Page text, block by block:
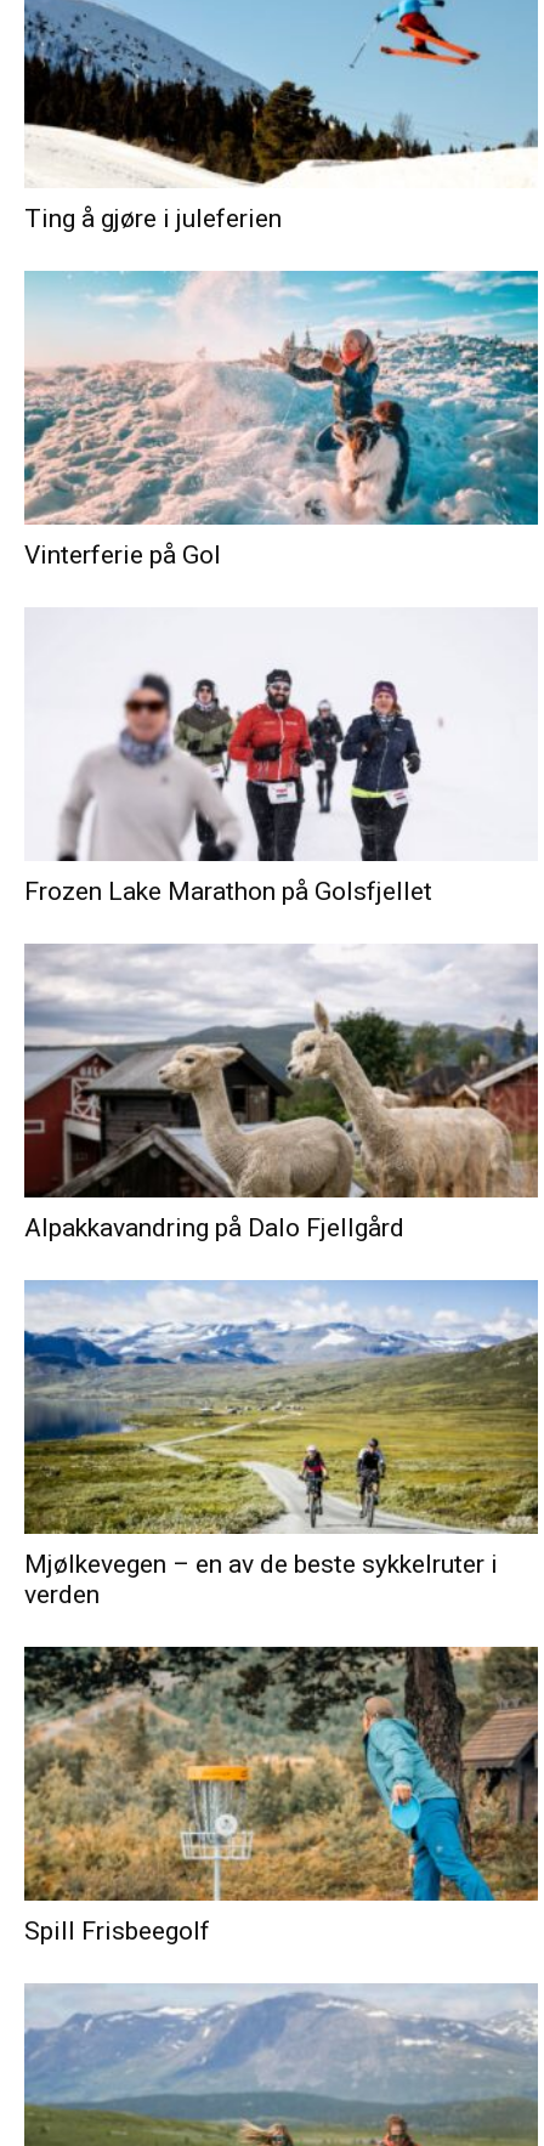
Ting å gjøre i juleferien
Vinterferie på Gol
Frozen Lake Marathon på Golsfjellet
Alpakkavandring på Dalo Fjellgård
Mjølkevegen – en av de beste sykkelruter i
verden
Spill Frisbeegolf